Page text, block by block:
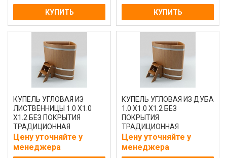
КУПИТЬ КУПИТЬ
КУПЕЛЬ УГЛОВАЯ ИЗ
ЛИСТВЕННИЦЫ 1.0 Х1.0
Х1.2 БЕЗ ПОКРЫТИЯ
ТРАДИЦИОННАЯ
Цену уточняйте у
менеджера
КУПЕЛЬ УГЛОВАЯ ИЗ ДУБА
1.0 Х1.0 Х1.2 БЕЗ
ПОКРЫТИЯ
ТРАДИЦИОННАЯ
Цену уточняйте у
менеджера